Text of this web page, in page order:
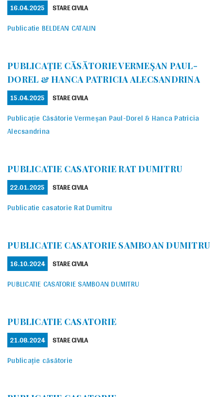
POSTED
ON
16.04.2025 CATEGORIES
STARE CIVILA
Publicatie BELDEAN CATALIN
PUBLICAȚIE CĂSĂTORIE VERMEȘAN PAUL-
DOREL & HANCA PATRICIA ALECSANDRINA
POSTED
ON
15.04.2025 CATEGORIES
STARE CIVILA
Publicație Căsătorie Vermeșan Paul-Dorel & Hanca Patricia
Alecsandrina
PUBLICATIE CASATORIE RAT DUMITRU
POSTED
ON
22.01.2025 CATEGORIES
STARE CIVILA
Publicatie casatorie Rat Dumitru
PUBLICATIE CASATORIE SAMBOAN DUMITRU
POSTED
ON
16.10.2024 CATEGORIES
STARE CIVILA
PUBLICATIE CASATORIE SAMBOAN DUMITRU
PUBLICATIE CASATORIE
POSTED
ON
21.08.2024 CATEGORIES
STARE CIVILA
Publicație căsătorie